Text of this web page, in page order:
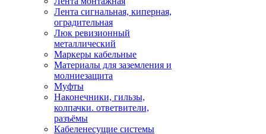
Лента сигнальная, киперная,
оградительная
Люк ревизионный
металлический
Маркеры кабельные
Материалы для заземления и
молниезащита
Муфты
Наконечники, гильзы,
колпачки. ответвители,
разъёмы
Кабеленесущие системы